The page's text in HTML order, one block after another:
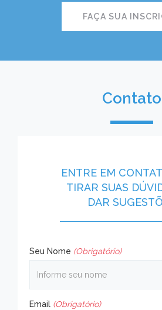
FAÇA SUA
Contato
ENTRE EM
TIRAR SUAS
DAR
Seu Nome (Obrigatório)
Email (Obrigatório)